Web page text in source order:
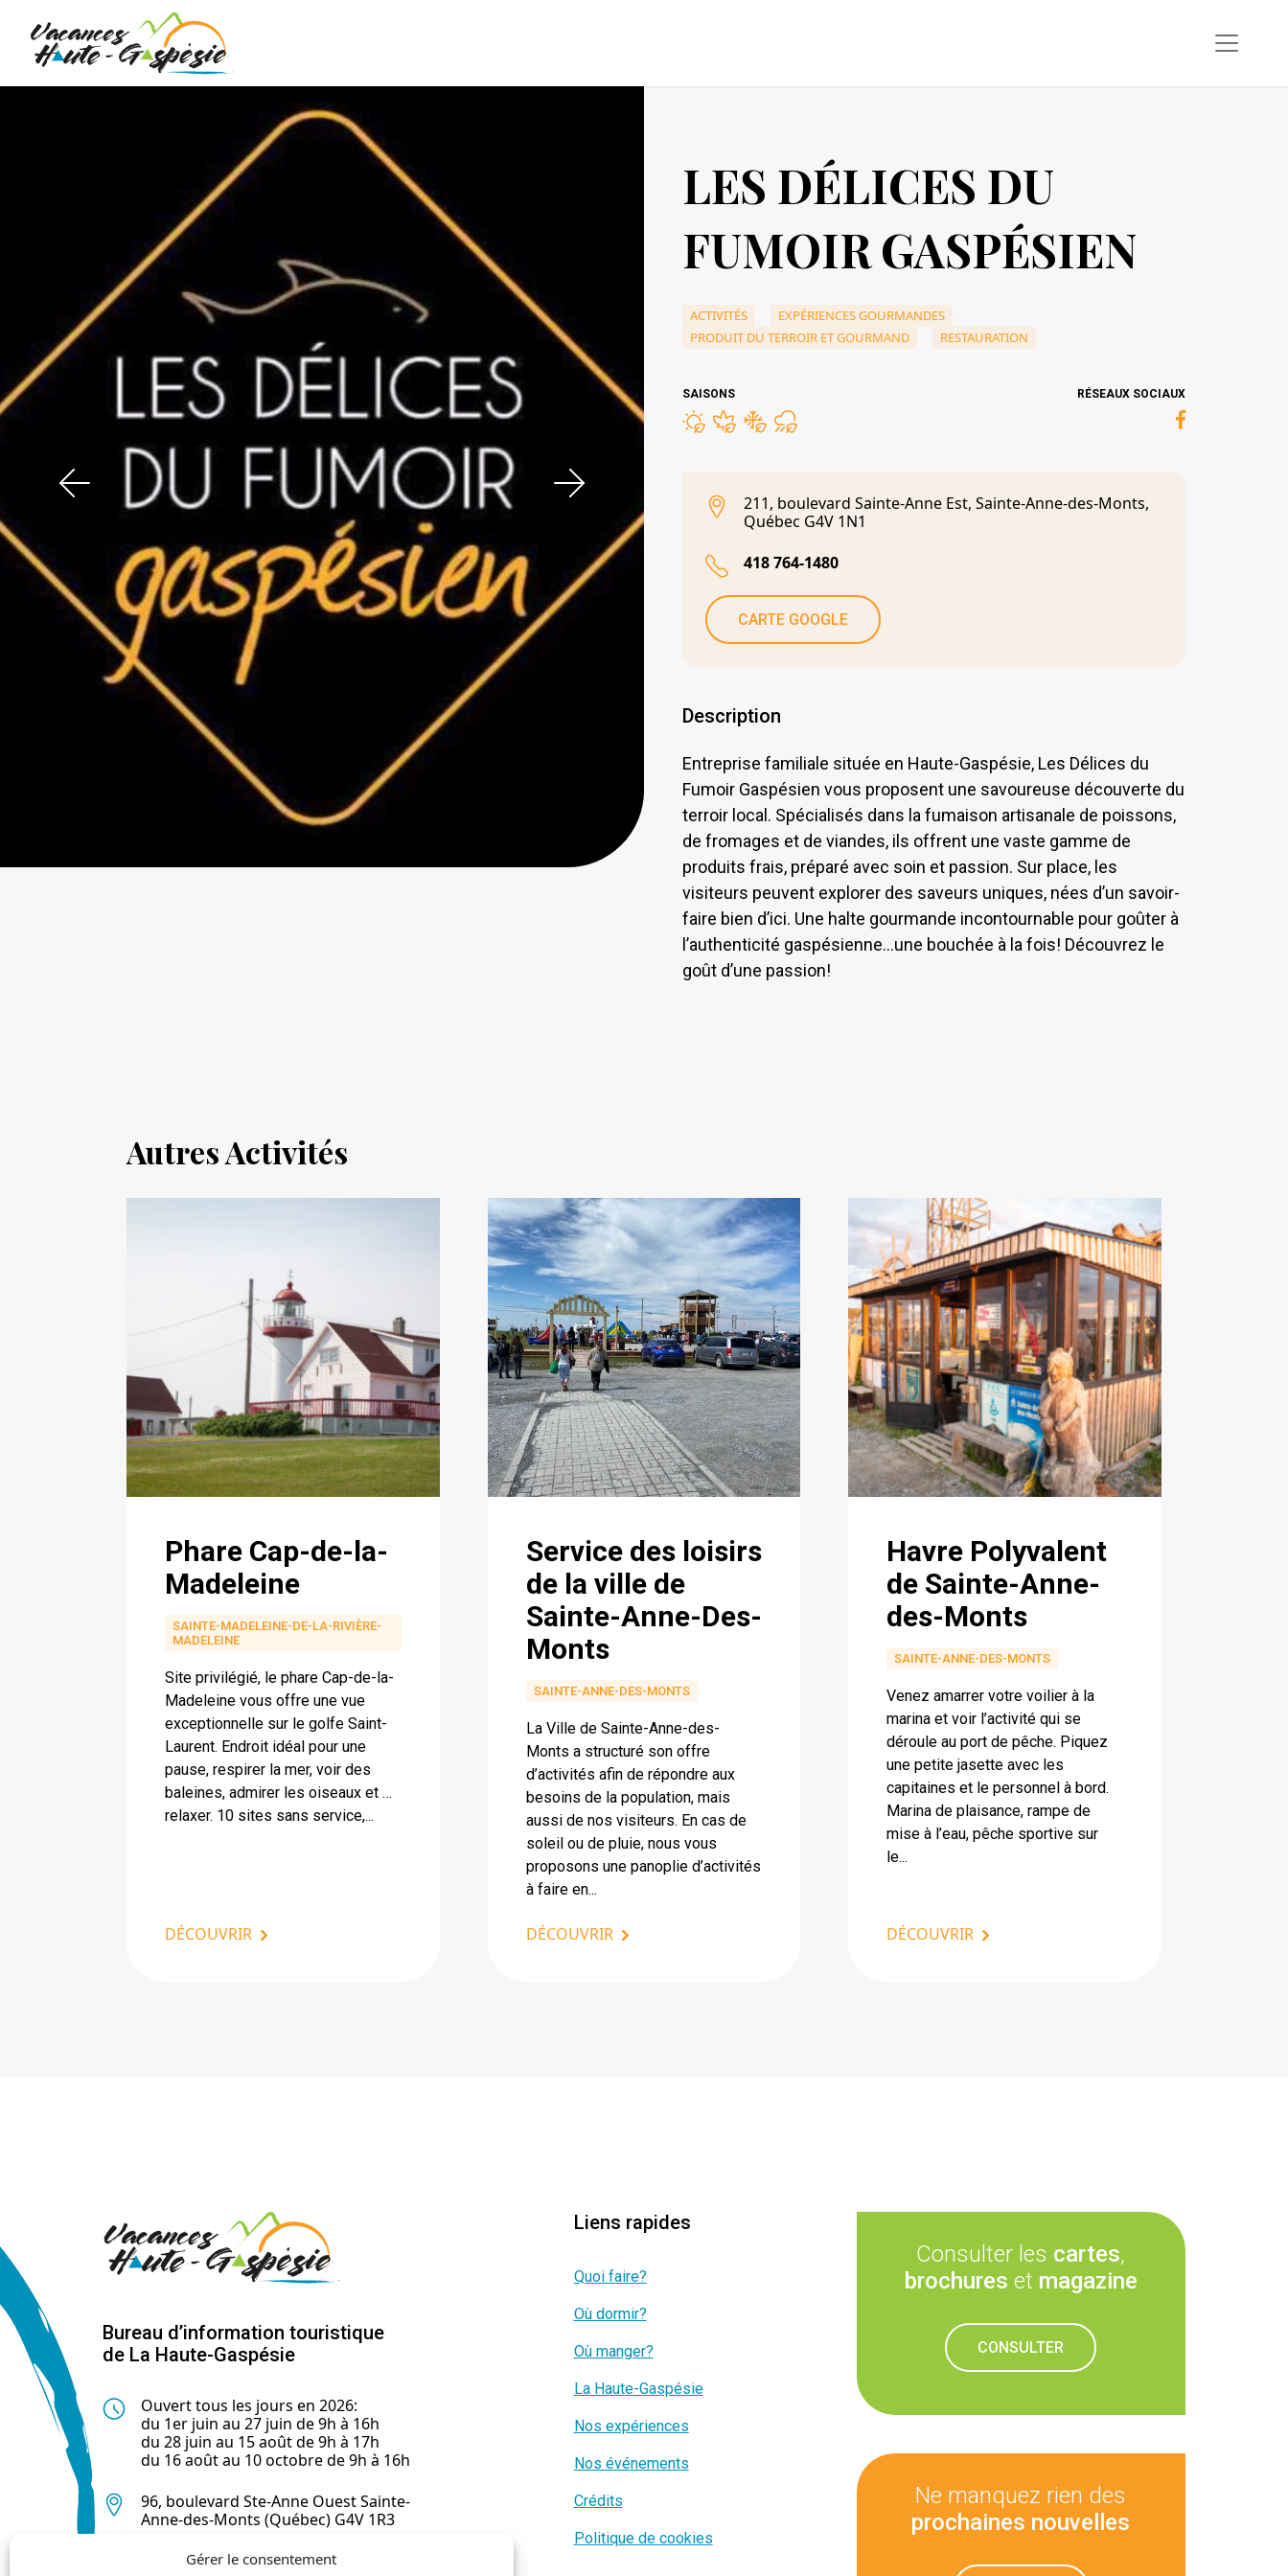
Gérer le consentement
LES DÉLICES DU
FUMOIR GASPÉSIEN
ACTIVITÉS
EXPÉRIENCES GOURMANDES
PRODUIT DU TERROIR ET GOURMAND
RESTAURATION
SAISONS RÉSEAUX SOCIAUX
211, boulevard Sainte-Anne Est, Sainte-Anne-des-Monts,
Québec G4V 1N1
418 764-1480
CARTE GOOGLE
Description
Entreprise familiale située en Haute-Gaspésie, Les Délices du
Fumoir Gaspésien vous proposent une savoureuse découverte du
terroir local. Spécialisés dans la fumaison artisanale de poissons,
de fromages et de viandes, ils offrent une vaste gamme de
produits frais, préparé avec soin et passion. Sur place, les
visiteurs peuvent explorer des saveurs uniques, nées d’un savoir-
faire bien d’ici. Une halte gourmande incontournable pour goûter à
l’authenticité gaspésienne…une bouchée à la fois! Découvrez le
goût d’une passion!
Autres Activités
Phare Cap-de-la-
Madeleine
SAINTE-MADELEINE-DE-LA-RIVIÈRE-
MADELEINE
Site privilégié, le phare Cap-de-la-
Madeleine vous offre une vue
exceptionnelle sur le golfe Saint-
Laurent. Endroit idéal pour une
pause, respirer la mer, voir des
baleines, admirer les oiseaux et …
relaxer. 10 sites sans service,...
DÉCOUVRIR
Service des loisirs
de la ville de
Sainte-Anne-Des-
Monts
SAINTE-ANNE-DES-MONTS
La Ville de Sainte-Anne-des-
Monts a structuré son offre
d’activités afin de répondre aux
besoins de la population, mais
aussi de nos visiteurs. En cas de
soleil ou de pluie, nous vous
proposons une panoplie d’activités
à faire en...
DÉCOUVRIR
Havre Polyvalent
de Sainte-Anne-
des-Monts
SAINTE-ANNE-DES-MONTS
Venez amarrer votre voilier à la
marina et voir l’activité qui se
déroule au port de pêche. Piquez
une petite jasette avec les
capitaines et le personnel à bord.
Marina de plaisance, rampe de
mise à l’eau, pêche sportive sur
le...
DÉCOUVRIR
Bureau d’information touristique
de La Haute-Gaspésie
Ouvert tous les jours en 2026:
du 1er juin au 27 juin de 9h à 16h
du 28 juin au 15 août de 9h à 17h
du 16 août au 10 octobre de 9h à 16h
96, boulevard Ste-Anne Ouest Sainte-
Anne-des-Monts (Québec) G4V 1R3
418 763-0044
Liens rapides
Quoi faire?
Où dormir?
Où manger?
La Haute-Gaspésie
Nos expériences
Nos événements
Crédits
Politique de cookies
Consulter les cartes,
brochures et magazine
CONSULTER
Ne manquez rien des
prochaines nouvelles